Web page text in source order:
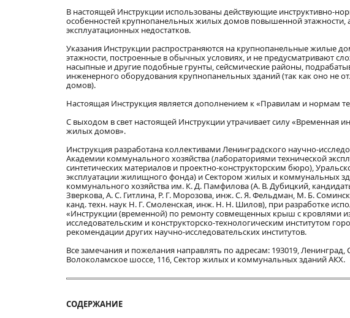
В настоящей Инструкции использованы действующие инструктивно-
особенностей крупнопанельных жилых домов повышенной этажности,
эксплуатационных недостатков.
Указания Инструкции распространяются на крупнопанельные жилые
этажности, построенные в обычных условиях, и не предусматривают
насыпные и другие подобные грунты, сейсмические районы,
инженерного оборудования крупнопанельных зданий (так как оно не
домов).
Настоящая Инструкция является дополнением к «Правилам и нормам
С выходом в свет настоящей Инструкции утрачивает силу «Временная
жилых домов».
Инструкция разработана коллективами Ленинградского научно-
Академии коммунального хозяйства (лабораториями технической
синтетических материалов и проектно-конструкторским бюро),
эксплуатации жилищного фонда) и Сектором жилых и коммунальных
коммунального хозяйства им. К. Д. Памфилова (А. В. Дубицкий,
Зверкова, А. С. Гитлина, Р. Г. Морозова, инж. С. Я. Фельдман, М. Б.
канд. техн. наук Н. Г. Смоленская, инж. Н. Н. Шилов), при разработке
«Инструкции (временной) по ремонту совмещенных крыш с кровлями
исследовательским и конструкторско-технологическим институтом
рекомендации других научно-исследовательских институтов.
Все замечания и пожелания направлять по адресам: 193019,
Волоколамское шоссе, 116, Сектор жилых и коммунальных зданий АКХ.
СОДЕРЖАНИЕ